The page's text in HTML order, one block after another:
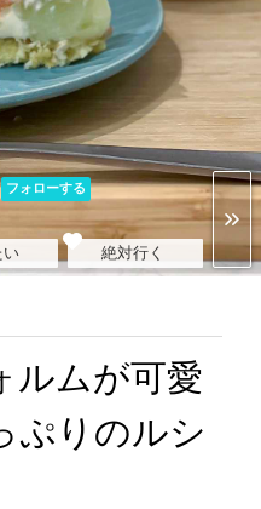
フォローする
い 絶対行く
ルムが可愛
ぷりのルシ